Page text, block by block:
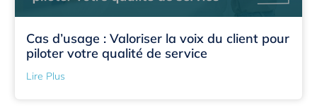
Cas d’usage : Valoriser la voix du client pour
piloter votre qualité de service
Lire Plus